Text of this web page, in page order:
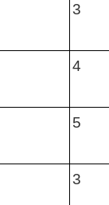
3
4
5
3